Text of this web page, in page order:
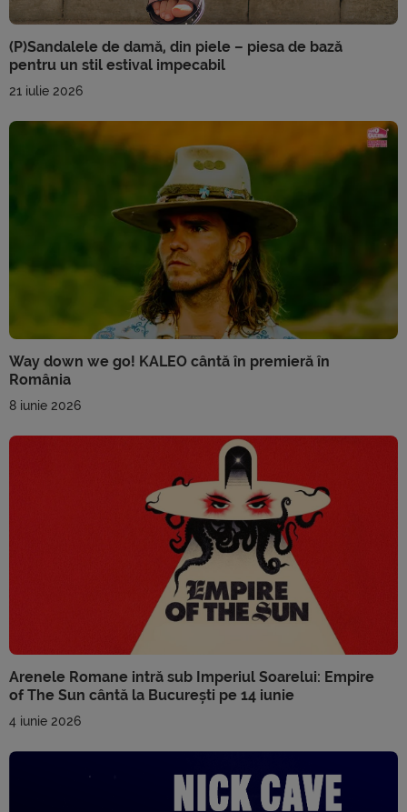
(P)Sandalele de damă, din piele – piesa de bază
pentru un stil estival impecabil
21 iulie 2026
Way down we go! KALEO cântă în premieră în
România
8 iunie 2026
Arenele Romane intră sub Imperiul Soarelui: Empire
of The Sun cântă la București pe 14 iunie
4 iunie 2026